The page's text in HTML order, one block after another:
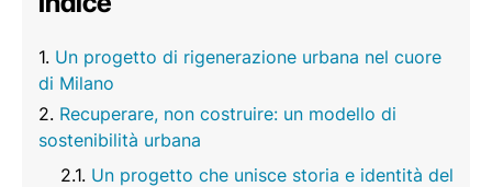
Un progetto di rigenerazione urbana nel cuore
di Milano
Recuperare, non costruire: un modello di
sostenibilità urbana
Un progetto che unisce storia e identità del